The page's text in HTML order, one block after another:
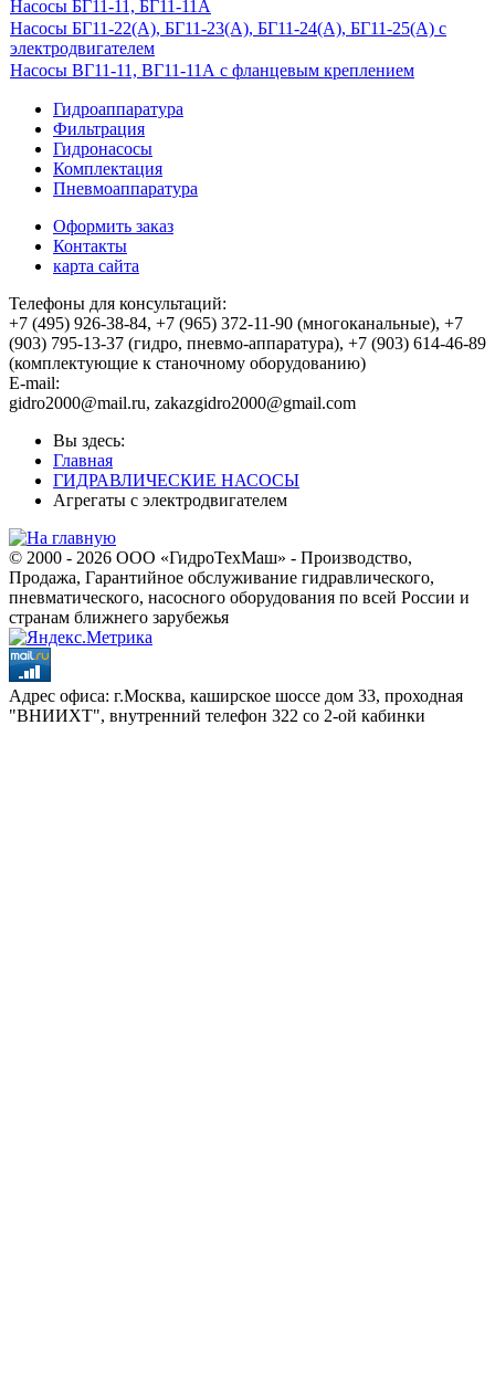
Насосы БГ11-11, БГ11-11А
Насосы БГ11-22(А), БГ11-23(А), БГ11-24(А), БГ11-25(А) с
электродвигателем
Насосы ВГ11-11, ВГ11-11А с фланцевым креплением
Гидроаппаратура
Фильтрация
Гидронасосы
Комплектация
Пневмоаппаратура
Оформить заказ
Контакты
карта сайта
Телефоны для консультаций:
+7 (495) 926-38-84, +7 (965) 372-11-90 (многоканальные), +7
(903) 795-13-37 (гидро, пневмо-аппаратура), +7 (903) 614-46-89
(комплектующие к станочному оборудованию)
E-mail:
,
Вы здесь:
Главная
ГИДРАВЛИЧЕСКИЕ НАСОСЫ
Агрегаты с электродвигателем
© 2000 - 2026 ООО «ГидроТехМаш» - Производство,
Продажа, Гарантийное обслуживание гидравлического,
пневматического, насосного оборудования по всей России и
странам ближнего зарубежья
Адрес офиса: г.Москва, каширское шоссе дом 33, проходная
"ВНИИХТ", внутренний телефон 322 со 2-ой кабинки